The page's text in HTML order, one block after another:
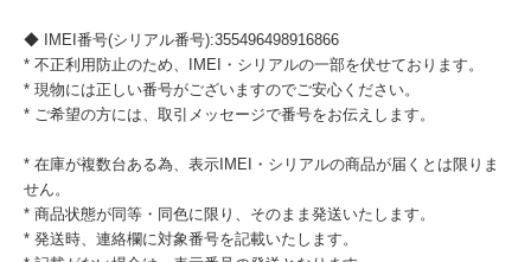
◆ IMEI番号(シリアル番号):355496498916866
* 不正利用防止のため、IMEI・シリアルの一部を伏せております。
* 現物には正しい番号がございますのでご安心ください。
* ご希望の方には、取引メッセージで番号をお伝えします。
* 在庫が複数台ある為、表示IMEI・シリアルの商品が届くとは限りま
せん。
* 商品状態が同等・同色に限り、そのまま発送いたします。
* 発送時、連絡欄に対象番号を記載いたします。